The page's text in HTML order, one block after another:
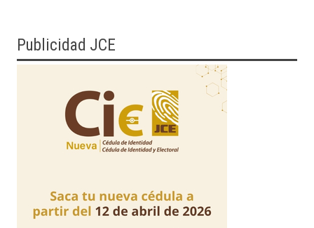
Publicidad JCE